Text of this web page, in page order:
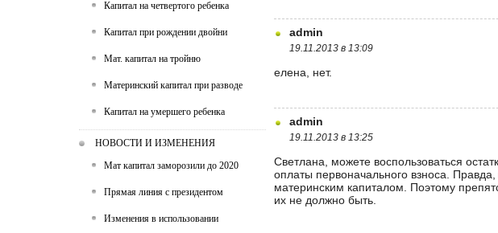
Капитал на четвертого ребенка
Капитал при рождении двойни
Мат. капитал на тройню
Материнский капитал при разводе
Капитал на умершего ребенка
НОВОСТИ И ИЗМЕНЕНИЯ
Мат капитал заморозили до 2020
Прямая линия с президентом
Изменения в использовании
admin
19.11.2013 в 13:09
елена, нет.
admin
19.11.2013 в 13:25
Светлана, можете воспользоваться
оплаты первоначального взноса.
материнским капиталом. Поэтому
их не должно быть.